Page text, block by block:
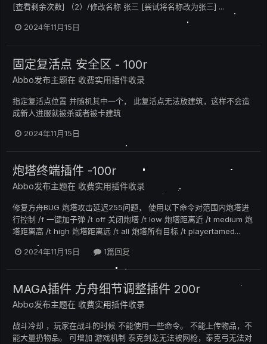
[查看剩余次数] （2）/修改名称 张三 [尝试将名称改为张三] ...
2024年11月15日
固定复活点 安全区 - 100r
Abbo发布主题在 收费实用插件收录
指定复活点位置 并随机其中一个， 此复活点无法放建筑，这样不会造
成新人进服就被杀或者被卡建筑
2024年11月15日
炮塔终端插件 -100r
Abbo发布主题在 收费实用插件收录
修复方舟BUG 炮塔攻击延迟255问题， 使用以下命令对范围内炮塔进
行控制 /f 一键加子弹 /t off 关闭炮塔 /t low 炮塔距离近 /t medium 炮
塔距离高 /t high 炮塔距离远 /t all 炮塔所有目标 /t playertamed...
2024年11月15日 1篇回复
MAGA插件 方舟细节调整插件 200r
Abbo发布主题在 收费实用插件收录
战斗冷却 ，玩家在战斗的时候 不能使用一些命令。 不能上传物品，不
能大量扔物品。 可增加 游戏机制 泰克剑龙无法被网枪，泰克弓无法对